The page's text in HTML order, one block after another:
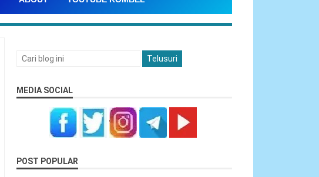
MEDIA SOCIAL
POST POPULAR